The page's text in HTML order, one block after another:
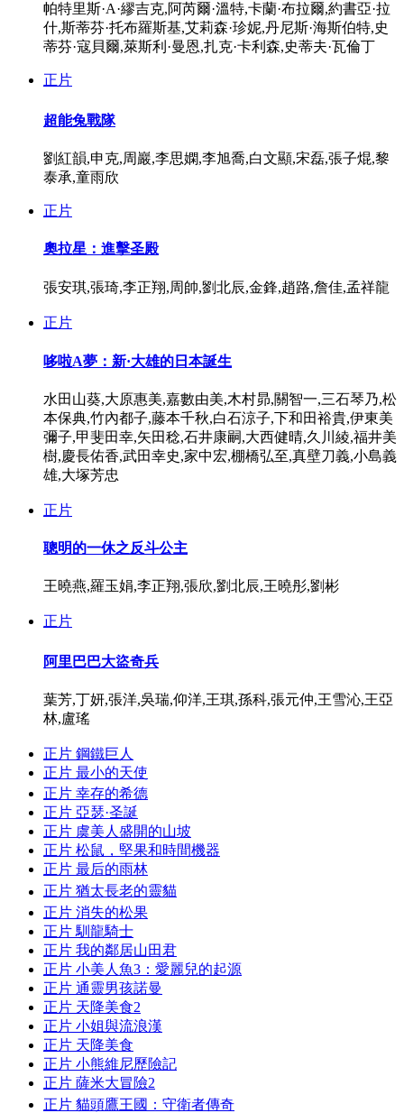
帕特里斯·A·繆吉克,阿芮爾·溫特,卡蘭·布拉爾,約書亞·拉
什,斯蒂芬·托布羅斯基,艾莉森·珍妮,丹尼斯·海斯伯特,史
蒂芬·寇貝爾,萊斯利·曼恩,扎克·卡利森,史蒂夫·瓦倫丁
正片
超能兔戰隊
劉紅韻,申克,周巖,李思嫻,李旭喬,白文顯,宋磊,張子焜,黎
泰承,童雨欣
正片
奧拉星：進擊圣殿
張安琪,張琦,李正翔,周帥,劉北辰,金鋒,趙路,詹佳,孟祥龍
正片
哆啦A夢：新·大雄的日本誕生
水田山葵,大原惠美,嘉數由美,木村昴,關智一,三石琴乃,松
本保典,竹內都子,藤本千秋,白石涼子,下和田裕貴,伊東美
彌子,甲斐田幸,矢田稔,石井康嗣,大西健晴,久川綾,福井美
樹,慶長佑香,武田幸史,家中宏,棚橋弘至,真壁刀義,小島義
雄,大塚芳忠
正片
聰明的一休之反斗公主
王曉燕,羅玉娟,李正翔,張欣,劉北辰,王曉彤,劉彬
正片
阿里巴巴大盜奇兵
葉芳,丁妍,張洋,吳瑞,仰洋,王琪,孫科,張元仲,王雪沁,王亞
林,盧瑤
正片 鋼鐵巨人
正片 最小的天使
正片 幸存的希德
正片 亞瑟·圣誕
正片 虞美人盛開的山坡
正片 松鼠，堅果和時間機器
正片 最后的雨林
正片 猶太長老的靈貓
正片 消失的松果
正片 馴龍騎士
正片 我的鄰居山田君
正片 小美人魚3：愛麗兒的起源
正片 通靈男孩諾曼
正片 天降美食2
正片 小姐與流浪漢
正片 天降美食
正片 小熊維尼歷險記
正片 薩米大冒險2
正片 貓頭鷹王國：守衛者傳奇